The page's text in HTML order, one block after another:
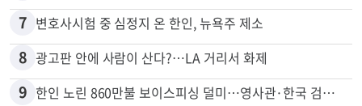
7 변호사시험 중 심정지 온 한인, 뉴욕주 제소
8 광고판 안에 사람이 산다?…LA 거리서 화제
9 한인 노린 860만불 보이스피싱 덜미…영사관·한국 검찰 사칭